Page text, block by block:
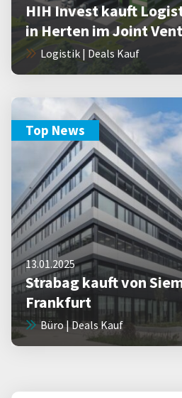
HIH Invest kauft
in Herten im Joint
Logistik | Deals Kauf
Top News
13.01.2025
Strabag kauft von
Frankfurt
Büro | Deals Kauf